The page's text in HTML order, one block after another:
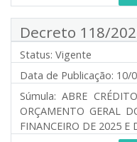
Decreto 118/
Status: Vigente
Data de Publicação: 10/
Súmula: ABRE
ORÇAMENTO GERAL
FINANCEIRO DE 2025 E